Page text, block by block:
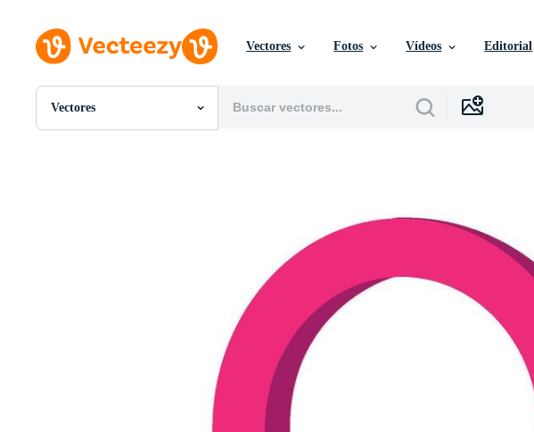
Vectores Fotos Vídeos Editorial
Vectores
Todas Imágenes